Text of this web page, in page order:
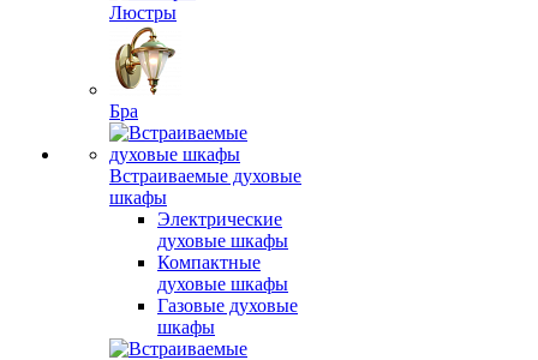
Люстры
Бра
Встраиваемые духовые
шкафы
Электрические
духовые шкафы
Компактные
духовые шкафы
Газовые духовые
шкафы